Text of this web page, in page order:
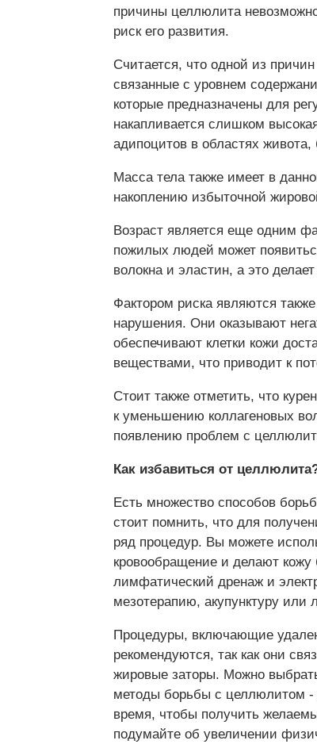
причины целлюлита
риск его развития.
Считается, что одной из
связанные с уровнем
которые предназначены для
накапливается слишком
адипоцитов в областях живота,
Масса тела также имеет в
накоплению избыточной
Возраст является еще одним
пожилых людей может
волокна и эластин, а это
Фактором риска являются
нарушения. Они оказывают
обеспечивают клетки кожи
веществами, что приводит к
Стоит также отметить, что
к уменьшению коллагеновых
появлению проблем с
Как избавиться от
Есть множество способов
стоит помнить, что для
ряд процедур. Вы можете
кровообращение и делают
лимфатический дренаж и
мезотерапию, акупунктуру или
Процедуры, включающие
рекомендуются, так как они
жировые заторы. Можно
методы борьбы с целлюлитом -
время, чтобы получить
подумайте об увеличении